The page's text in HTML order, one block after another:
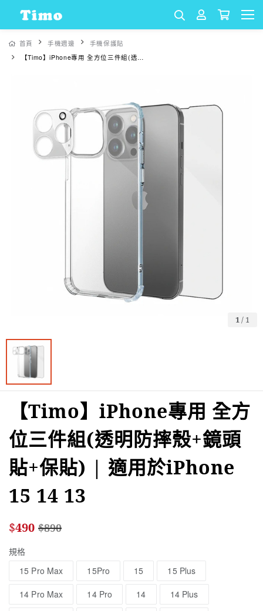
首頁 手機週邊
手機保護貼
【Timo】iPhone專用 全方位三件組(透明防摔殼+鏡頭貼+保貼) | 適用於iPhone 15 14 13
1/ 1
【Timo】iPhone專用 全方
位三件組(透明防摔殼+鏡頭
貼+保貼) | 適用於iPhone
15 14 13
$490 $890
規格
15 Pro Max 15Pro 15
15 Plus
14 Pro Max
14 Pro 14
14 Plus